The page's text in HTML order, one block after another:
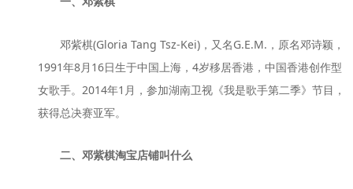
邓紫棋(Gloria Tang Tsz-Kei)，又名G.E.M.，原名邓诗颖，
1991年8月16日生于中国上海，4岁移居香港，中国香港创作型
女歌手。2014年1月，参加湖南卫视《我是歌手第二季》节目，
获得总决赛亚军。
二、邓紫棋淘宝店铺叫什么